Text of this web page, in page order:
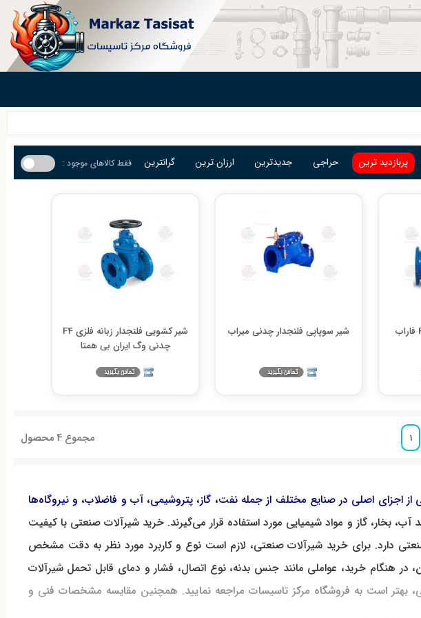
پربازدید ترین حراجی جدیدترین ارزان ترین گرانترین فقط کالاهای موجود :
شیر سوپاپی فلنجدار چدنی میراب
شیر کشویی فلنجدار زبانه فلزی F4
چدنی وگ ایران بی همتا
1 مجموع 4 محصول
اجزای اصلی در صنایع مختلف از جمله نفت، گاز، پتروشیمی، آب و فاضلاب، و نیروگاه‌ها
آب، بخار، گاز و مواد شیمیایی مورد استفاده قرار می‌گیرند. خرید شیرآلات صنعتی با کیفیت
دارد. برای خرید شیرآلات صنعتی، لازم است نوع و کاربرد مورد نظر به دقت مشخص
در هنگام خرید، عواملی مانند جنس بدنه، نوع اتصال، فشار و دمای قابل تحمل شیرآلات
بهتر است به فروشگاه مرکز تاسیسات مراجعه نمایید. همچنین مقایسه مشخصات فنی و